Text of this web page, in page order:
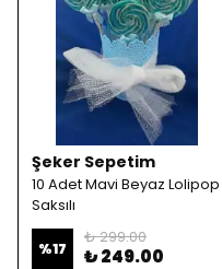
Şeker Sepetim
10 Adet Mavi Beyaz Lolipop
Saksılı
%17
₺ 299.00
₺ 249.00